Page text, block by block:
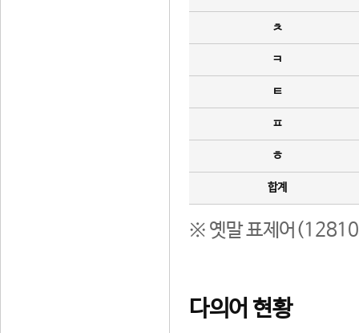
ㅊ
ㅋ
ㅌ
ㅍ
ㅎ
합계
※ 옛말 표제어(12810
다의어 현황